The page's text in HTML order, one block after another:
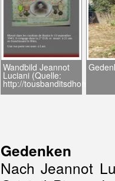
Wandbild Jeannot
Luciani (Quelle:
http://tousbanditsdhonneur.fr)
Gedenken
Nach Jeannot